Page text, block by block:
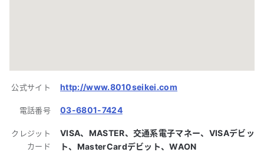
公式サイト http://www.8010seikei.com
電話番号 03-6801-7424
クレジット
カード
VISA、MASTER、交通系電子マネー、VISAデビッ
ト、MasterCardデビット、WAON